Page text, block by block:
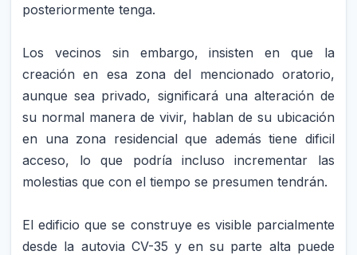
posteriormente tenga.
Los vecinos sin embargo, insisten en que la
creación en esa zona del mencionado oratorio,
aunque sea privado, significará una alteración de
su normal manera de vivir, hablan de su ubicación
en una zona residencial que además tiene dificil
acceso, lo que podría incluso incrementar las
molestias que con el tiempo se presumen tendrán.
El edificio que se construye es visible parcialmente
desde la autovia CV-35 y en su parte alta puede